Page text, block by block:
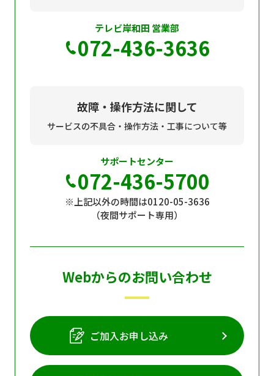
テレビ岸和田 営業部
072-436-3636
故障・操作方法に関して
サービスの不具合・操作方法・工事について等
サポートセンター
072-436-5700
※上記以外の時間は0120-05-3636
（夜間サポート専用）
Webからのお問い合わせ
ご加入お申し込み